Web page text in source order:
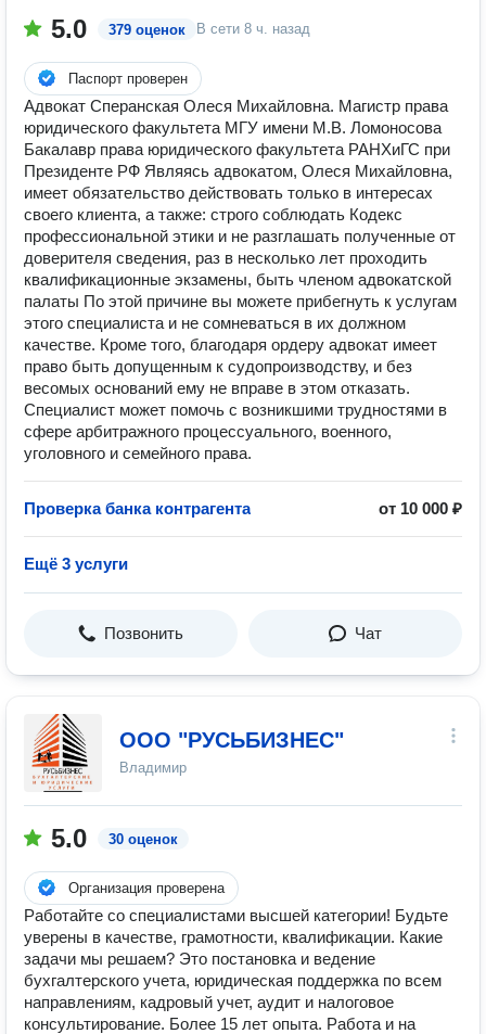
5.0 379 оценок В сети 8 ч. назад
Паспорт проверен
Адвокат Сперанская Олеся Михайловна. Магистр права
юридического факультета МГУ имени М.В. Ломоносова
Бакалавр права юридического факультета РАНХиГС при
Президенте РФ Являясь адвокатом, Олеся Михайловна,
имеет обязательство действовать только в интересах
своего клиента, а также: строго соблюдать Кодекс
профессиональной этики и не разглашать полученные от
доверителя сведения, раз в несколько лет проходить
квалификационные экзамены, быть членом адвокатской
палаты По этой причине вы можете прибегнуть к услугам
этого специалиста и не сомневаться в их должном
качестве. Кроме того, благодаря ордеру адвокат имеет
право быть допущенным к судопроизводству, и без
весомых оснований ему не вправе в этом отказать.
Специалист может помочь с возникшими трудностями в
сфере арбитражного процессуального, военного,
уголовного и семейного права.
Проверка банка контрагента от 10 000 ₽
Ещё 3 услуги
Позвонить Чат
ООО "РУСЬБИЗНЕС"
Владимир
5.0 30 оценок
Организация проверена
Работайте со специалистами высшей категории! Будьте
уверены в качестве, грамотности, квалификации. Какие
задачи мы решаем? Это постановка и ведение
бухгалтерского учета, юридическая поддержка по всем
направлениям, кадровый учет, аудит и налоговое
консультирование. Более 15 лет опыта. Работа и на